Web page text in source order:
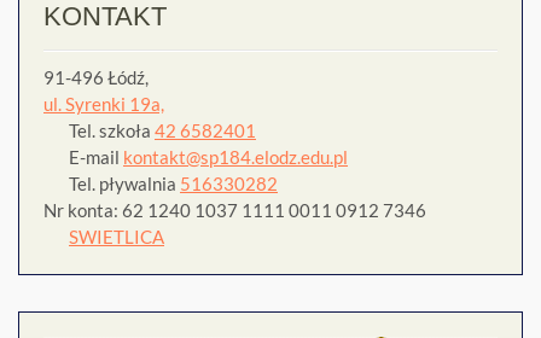
KONTAKT
91-496 Łódź,
ul. Syrenki 19a,
Tel. szkoła 42 6582401
E-mail kontakt@sp184.elodz.edu.pl
Tel. pływalnia 516330282
Nr konta: 62 1240 1037 1111 0011 0912 7346
SWIETLICA